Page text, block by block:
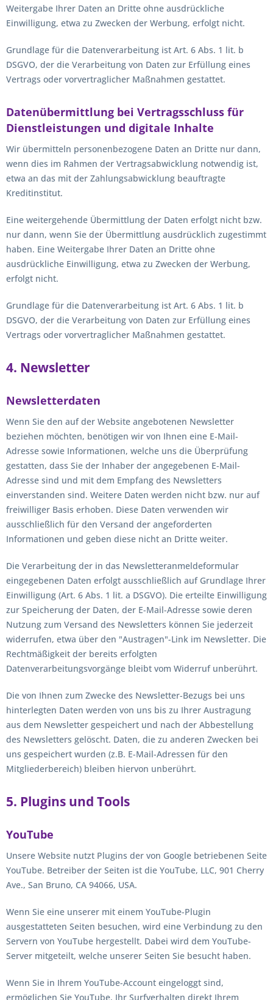
Weitergabe Ihrer Daten an Dritte ohne ausdrückliche
Einwilligung, etwa zu Zwecken der Werbung, erfolgt nicht.
Grundlage für die Datenverarbeitung ist Art. 6 Abs. 1 lit. b
DSGVO, der die Verarbeitung von Daten zur Erfüllung eines
Vertrags oder vorvertraglicher Maßnahmen gestattet.
Datenübermittlung bei Vertragsschluss für
Dienstleistungen und digitale Inhalte
Wir übermitteln personenbezogene Daten an Dritte nur dann,
wenn dies im Rahmen der Vertragsabwicklung notwendig ist,
etwa an das mit der Zahlungsabwicklung beauftragte
Kreditinstitut.
Eine weitergehende Übermittlung der Daten erfolgt nicht bzw.
nur dann, wenn Sie der Übermittlung ausdrücklich zugestimmt
haben. Eine Weitergabe Ihrer Daten an Dritte ohne
ausdrückliche Einwilligung, etwa zu Zwecken der Werbung,
erfolgt nicht.
Grundlage für die Datenverarbeitung ist Art. 6 Abs. 1 lit. b
DSGVO, der die Verarbeitung von Daten zur Erfüllung eines
Vertrags oder vorvertraglicher Maßnahmen gestattet.
4. Newsletter
Newsletterdaten
Wenn Sie den auf der Website angebotenen Newsletter
beziehen möchten, benötigen wir von Ihnen eine E-Mail-
Adresse sowie Informationen, welche uns die Überprüfung
gestatten, dass Sie der Inhaber der angegebenen E-Mail-
Adresse sind und mit dem Empfang des Newsletters
einverstanden sind. Weitere Daten werden nicht bzw. nur auf
freiwilliger Basis erhoben. Diese Daten verwenden wir
ausschließlich für den Versand der angeforderten
Informationen und geben diese nicht an Dritte weiter.
Die Verarbeitung der in das Newsletteranmeldeformular
eingegebenen Daten erfolgt ausschließlich auf Grundlage Ihrer
Einwilligung (Art. 6 Abs. 1 lit. a DSGVO). Die erteilte Einwilligung
zur Speicherung der Daten, der E-Mail-Adresse sowie deren
Nutzung zum Versand des Newsletters können Sie jederzeit
widerrufen, etwa über den "Austragen"-Link im Newsletter. Die
Rechtmäßigkeit der bereits erfolgten
Datenverarbeitungsvorgänge bleibt vom Widerruf unberührt.
Die von Ihnen zum Zwecke des Newsletter-Bezugs bei uns
hinterlegten Daten werden von uns bis zu Ihrer Austragung
aus dem Newsletter gespeichert und nach der Abbestellung
des Newsletters gelöscht. Daten, die zu anderen Zwecken bei
uns gespeichert wurden (z.B. E-Mail-Adressen für den
Mitgliederbereich) bleiben hiervon unberührt.
5. Plugins und Tools
YouTube
Unsere Website nutzt Plugins der von Google betriebenen Seite
YouTube. Betreiber der Seiten ist die YouTube, LLC, 901 Cherry
Ave., San Bruno, CA 94066, USA.
Wenn Sie eine unserer mit einem YouTube-Plugin
ausgestatteten Seiten besuchen, wird eine Verbindung zu den
Servern von YouTube hergestellt. Dabei wird dem YouTube-
Server mitgeteilt, welche unserer Seiten Sie besucht haben.
Wenn Sie in Ihrem YouTube-Account eingeloggt sind,
ermöglichen Sie YouTube, Ihr Surfverhalten direkt Ihrem